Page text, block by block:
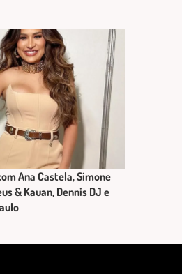
Ana Castela, Simone
& Kauan, Dennis DJ e